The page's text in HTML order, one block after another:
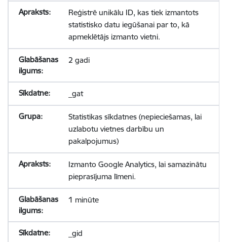
Reģistrē unikālu ID, kas tiek izmantots
statistisko datu iegūšanai par to, kā
apmeklētājs izmanto vietni.
2 gadi
_gat
Statistikas sīkdatnes (nepieciešamas, lai
uzlabotu vietnes darbību un
pakalpojumus)
Izmanto Google Analytics, lai samazinātu
pieprasījuma līmeni.
1 minūte
_gid